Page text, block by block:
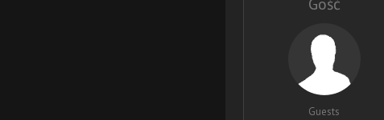
Guests